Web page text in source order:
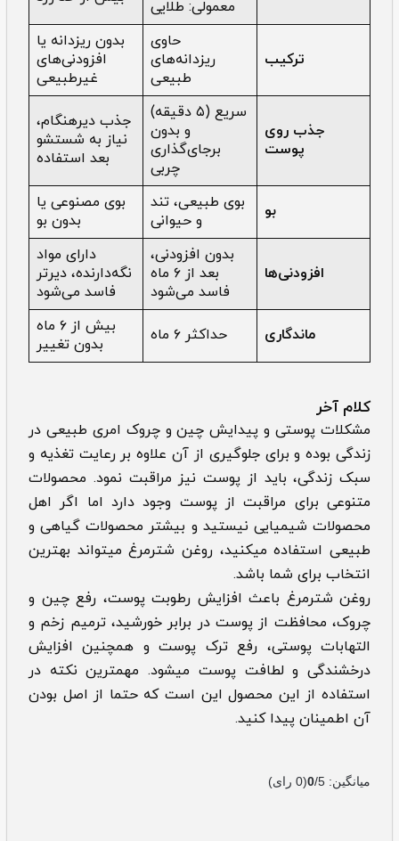
معمولی: طلایی
ترکیب
حاوی
ریزدانه‌های
طبیعی
بدون ریزدانه یا
افزودنی‌های
غیرطبیعی
جذب روی
پوست
سریع (۵ دقیقه)
و بدون
برجای‌گذاری
چربی
جذب دیرهنگام،
نیاز به شستشو
بعد استفاده
بو
بوی طبیعی، تند
و حیوانی
بوی مصنوعی یا
بدون بو
افزودنی‌ها
بدون افزودنی،
بعد از ۶ ماه
فاسد می‌شود
دارای مواد
نگه‌دارنده، دیرتر
فاسد می‌شود
ماندگاری حداکثر ۶ ماه
بیش از ۶ ماه
بدون تغییر
کلام آخر
مشکلات پوستی و پیدایش چین و چروک امری طبیعی در
زندگی بوده و برای جلوگیری از آن علاوه بر رعایت تغذیه و
سبک زندگی، باید از پوست نیز مراقبت نمود. محصولات
متنوعی برای مراقبت از پوست وجود دارد اما اگر اهل
محصولات شیمیایی نیستید و بیشتر محصولات گیاهی و
طبیعی استفاده میکنید، روغن شترمرغ میتواند بهترین
انتخاب برای شما باشد.
روغن شترمرغ باعث افزایش رطوبت پوست، رفع چین و
چروک، محافظت از پوست در برابر خورشید، ترمیم زخم و
التهابات پوستی، رفع ترک پوست و همچنین افزایش
درخشندگی و لطافت پوست میشود. مهمترین نکته در
استفاده از این محصول این است که حتما از اصل بودن
آن اطمینان پیدا کنید.
میانگین: 0/5
(
0 رای)